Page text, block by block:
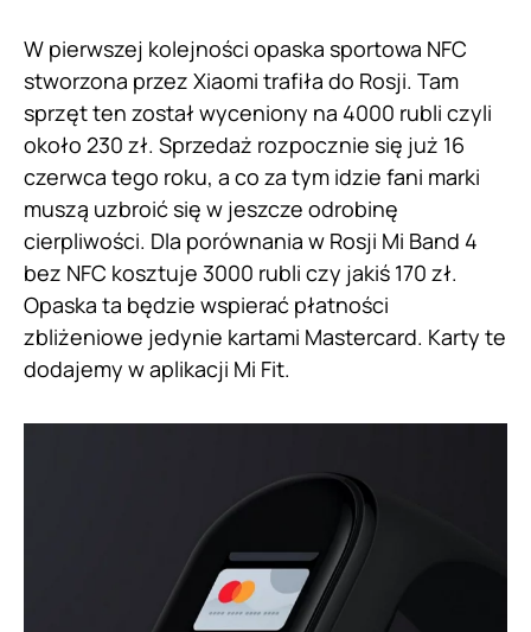
W pierwszej kolejności opaska sportowa NFC
stworzona przez Xiaomi trafiła do Rosji. Tam
sprzęt ten został wyceniony na 4000 rubli czyli
około 230 zł. Sprzedaż rozpocznie się już 16
czerwca tego roku, a co za tym idzie fani marki
muszą uzbroić się w jeszcze odrobinę
cierpliwości. Dla porównania w Rosji Mi Band 4
bez NFC kosztuje 3000 rubli czy jakiś 170 zł.
Opaska ta będzie wspierać płatności
zbliżeniowe jedynie kartami Mastercard. Karty te
dodajemy w aplikacji Mi Fit.